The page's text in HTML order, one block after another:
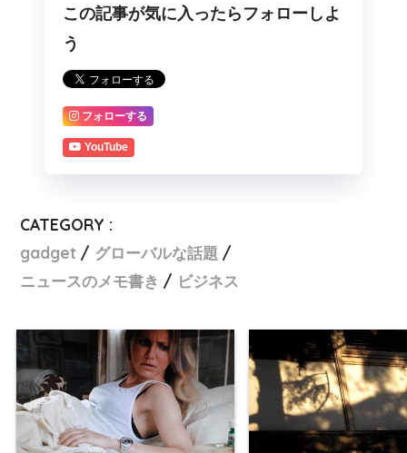
この記事が気に入ったらフォローしよ
う
フォローする
YouTube
CATEGORY :
gadget
グローバルな話題
ニュースのメモ書き
ビジネス